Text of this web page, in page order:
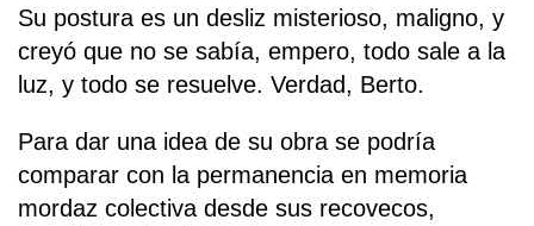
Su postura es un desliz misterioso, maligno, y
creyó que no se sabía, empero, todo sale a la
luz, y todo se resuelve. Verdad, Berto.
Para dar una idea de su obra se podría
comparar con la permanencia en memoria
mordaz colectiva desde sus recovecos,